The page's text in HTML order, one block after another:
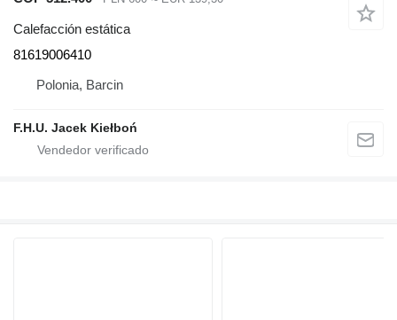
Calefacción estática
81619006410
Polonia, Barcin
F.H.U. Jacek Kiełboń